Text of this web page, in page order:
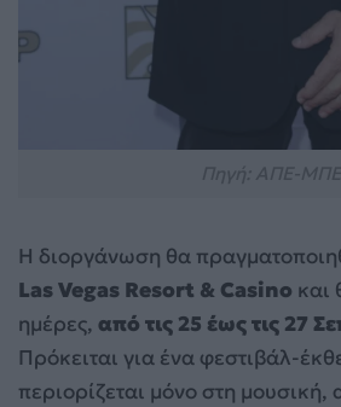
Η διοργάνωση θα
Las Vegas Resort & Casino και
ημέρες, από τις 25 έως τις 27
Πρόκειται για ένα φεστιβάλ-
περιορίζεται μόνο στη μουσική,